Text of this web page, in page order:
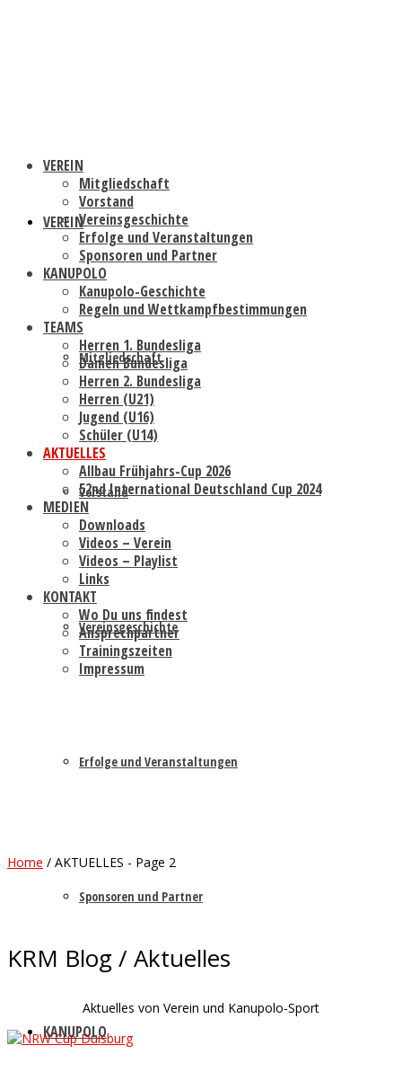
VEREIN
Mitgliedschaft
Vorstand
Vereinsgeschichte
Erfolge und Veranstaltungen
Sponsoren und Partner
KANUPOLO
VEREIN
Mitgliedschaft
Vorstand
Vereinsgeschichte
Erfolge und Veranstaltungen
Sponsoren und Partner
KANUPOLO
Kanupolo-Geschichte
Regeln und Wettkampfbestimmungen
TEAMS
Herren 1. Bundesliga
Damen Bundesliga
Herren 2. Bundesliga
Herren (U21)
Jugend (U16)
Schüler (U14)
AKTUELLES
Allbau Frühjahrs-Cup 2026
52nd International Deutschland Cup 2024
MEDIEN
Downloads
Videos – Verein
Videos – Playlist
Links
KONTAKT
Wo Du uns findest
Ansprechpartner
Trainingszeiten
Impressum
Home / AKTUELLES - Page 2
KRM Blog / Aktuelles
Aktuelles von Verein und Kanupolo-Sport